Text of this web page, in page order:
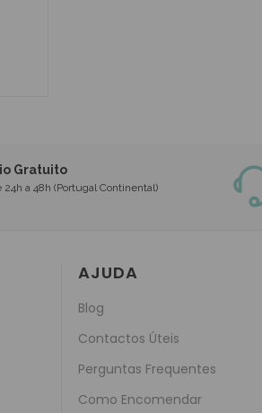
Gratuito
24h a 48h (Portugal Continental)
AJUDA
Blog
Contactos Úteis
Perguntas Frequentes
Como Encomendar